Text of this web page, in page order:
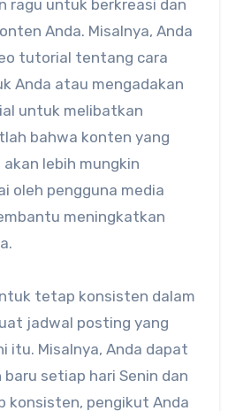
ragu untuk berkreasi dan
Anda. Misalnya, Anda
tutorial tentang cara
Anda atau mengadakan
untuk melibatkan
bahwa konten yang
lebih mungkin
oleh pengguna media
meningkatkan
tetap konsisten dalam
jadwal posting yang
itu. Misalnya, Anda dapat
setiap hari Senin dan
konsisten, pengikut Anda